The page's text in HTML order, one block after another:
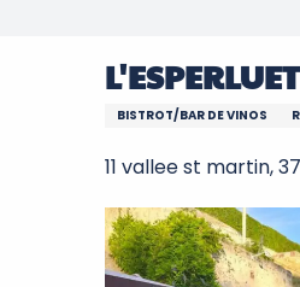
BISTROT/BAR DE VINOS
11 vallee st martin,